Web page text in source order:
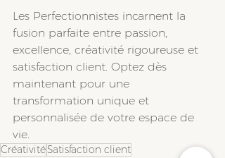
Les Perfectionnistes incarnent la
fusion parfaite entre passion,
excellence, créativité rigoureuse et
satisfaction client. Optez dès
maintenant pour une
transformation unique et
personnalisée de votre espace de
vie.
CréativitéSatisfaction client